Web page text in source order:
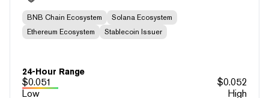
BNB Chain Ecosystem
Solana Ecosystem
Ethereum Ecosystem
Stablecoin Issuer
24-Hour Range
$0.051 $0.052
Low
High